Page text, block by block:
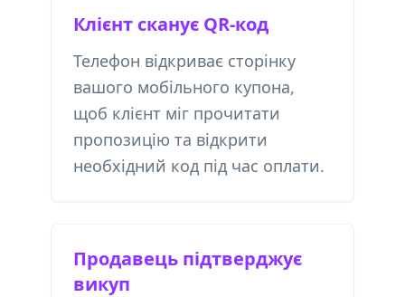
Клієнт сканує QR-код
Телефон відкриває сторінку
вашого мобільного купона,
щоб клієнт міг прочитати
пропозицію та відкрити
необхідний код під час оплати.
Продавець підтверджує
викуп